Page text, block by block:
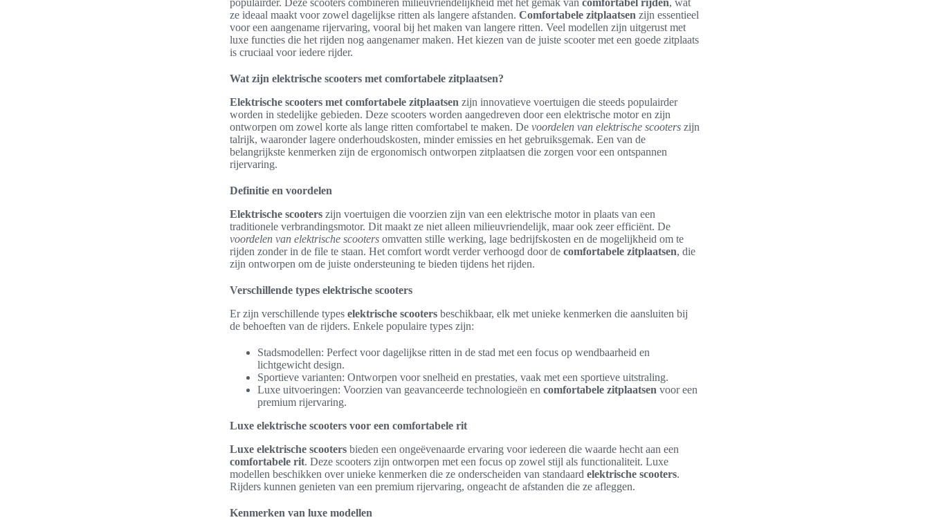
populairder. Deze scooters combineren milieuvriendelijkheid met het gemak van comfortabel rijden, wat
ze ideaal maakt voor zowel dagelijkse ritten als langere afstanden. Comfortabele zitplaatsen zijn essentieel
voor een aangename rijervaring, vooral bij het maken van langere ritten. Veel modellen zijn uitgerust met
luxe functies die het rijden nog aangenamer maken. Het kiezen van de juiste scooter met een goede zitplaats
is cruciaal voor iedere rijder.
Wat zijn elektrische scooters met comfortabele zitplaatsen?
Elektrische scooters met comfortabele zitplaatsen zijn innovatieve voertuigen die steeds populairder
worden in stedelijke gebieden. Deze scooters worden aangedreven door een elektrische motor en zijn
ontworpen om zowel korte als lange ritten comfortabel te maken. De voordelen van elektrische scooters zijn
talrijk, waaronder lagere onderhoudskosten, minder emissies en het gebruiksgemak. Een van de
belangrijkste kenmerken zijn de ergonomisch ontworpen zitplaatsen die zorgen voor een ontspannen
rijervaring.
Definitie en voordelen
Elektrische scooters zijn voertuigen die voorzien zijn van een elektrische motor in plaats van een
traditionele verbrandingsmotor. Dit maakt ze niet alleen milieuvriendelijk, maar ook zeer efficiënt. De
voordelen van elektrische scooters omvatten stille werking, lage bedrijfskosten en de mogelijkheid om te
rijden zonder in de file te staan. Het comfort wordt verder verhoogd door de comfortabele zitplaatsen, die
zijn ontworpen om de juiste ondersteuning te bieden tijdens het rijden.
Verschillende types elektrische scooters
Er zijn verschillende types elektrische scooters beschikbaar, elk met unieke kenmerken die aansluiten bij
de behoeften van de rijders. Enkele populaire types zijn:
Stadsmodellen: Perfect voor dagelijkse ritten in de stad met een focus op wendbaarheid en
lichtgewicht design.
Sportieve varianten: Ontworpen voor snelheid en prestaties, vaak met een sportieve uitstraling.
Luxe uitvoeringen: Voorzien van geavanceerde technologieën en comfortabele zitplaatsen voor een
premium rijervaring.
Luxe elektrische scooters voor een comfortabele rit
Luxe elektrische scooters bieden een ongeëvenaarde ervaring voor iedereen die waarde hecht aan een
comfortabele rit. Deze scooters zijn ontworpen met een focus op zowel stijl als functionaliteit. Luxe
modellen beschikken over unieke kenmerken die ze onderscheiden van standaard elektrische scooters.
Rijders kunnen genieten van een premium rijervaring, ongeacht de afstanden die ze afleggen.
Kenmerken van luxe modellen